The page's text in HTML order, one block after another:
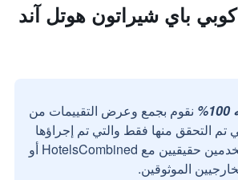
باي شيراتون هوتل آند
نقوم بجمع وعرض التقييمات من
تم التحقق منها فقط والتي تم إجراؤها
بواسطة مستخدمين حقيقيين مع HotelsCombined أو
الموثوقين.